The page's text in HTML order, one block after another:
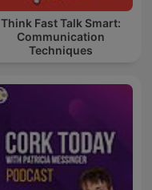
Think Fast Talk Smart:
Communication
Techniques